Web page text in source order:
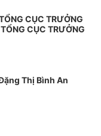
CỤC TRƯỞNG
CỤC TRƯỞNG
Thị Bình An